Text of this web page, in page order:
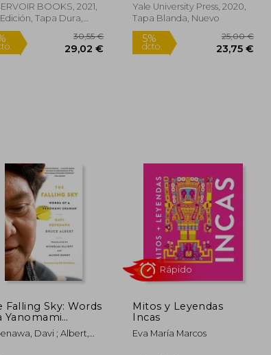
BOOKS, 2021,
Tapa Dura,
Yale University Press, 2020,
Tapa Blanda, Nuevo
Falling Sky: Words
Yanomami
(en Inglés)
Davi ; Albert,
Mitos y Leyendas
Incas
Eva María Marcos